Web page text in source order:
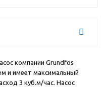
компании Grundfos
и имеет максимальный
3 куб.м/час. Насос